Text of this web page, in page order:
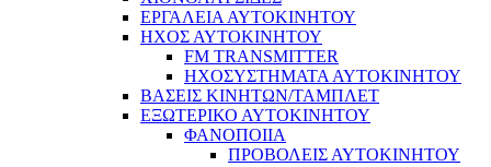
ΕΡΓΑΛΕΙΑ ΑΥΤΟΚΙΝΗΤΟΥ
ΗΧΟΣ ΑΥΤΟΚΙΝΗΤΟΥ
FM TRANSMITTER
ΗΧΟΣΥΣΤΗΜΑΤΑ ΑΥΤΟΚΙΝΗΤΟΥ
ΒΑΣΕΙΣ ΚΙΝΗΤΩΝ/ΤΑΜΠΛΕΤ
ΕΞΩΤΕΡΙΚΟ ΑΥΤΟΚΙΝΗΤΟΥ
ΦΑΝΟΠΟΙΙΑ
ΠΡΟΒΟΛΕΙΣ ΑΥΤΟΚΙΝΗΤΟΥ